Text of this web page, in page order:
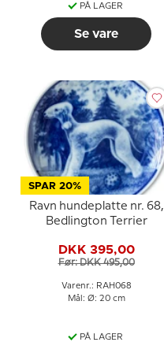
PÅ LAGER
Se vare
SPAR 20%
Ravn hundeplatte nr. 68,
Bedlington Terrier
DKK 395,00
Før: DKK 495,00
Varenr.: RAH068
Mål: Ø: 20 cm
PÅ LAGER